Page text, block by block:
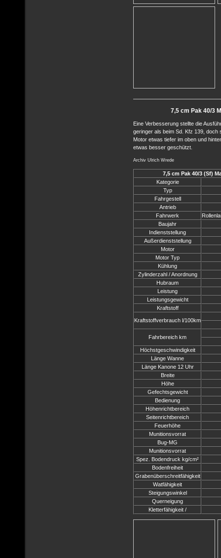
7,5 cm Pak 40/3
Eine Verbesserung stellte die
geringer als beim Sd. Kfz 139,
Motor etwas tiefer im oben und
etwas besser geschützt.
Archiv Ulrich Wrede
7,5 cm Pak 40/3 (Sf)
Kategorie
Typ
Fahrgestell
Antrieb
Fahrwerk
Baujahr
Indienststellung
Außerdienststellung
Motor
Motor Typ
Kühlung
Zylinderzahl / Anordnung
Hubraum
Leistung
Leistungsgewicht
Kraftstoff
Kraftstoffverbrauch l/100km
Fahrbereich km
Höchstgeschwindigkeit
Länge Wanne
Länge Kanone 12 Uhr
Breite
Höhe
Gefechtsgewicht
Bedienung
Höhenrichtbereich
Seitenrichtbereich
Feuerhöhe
Munitionsvorrat
Bug-MG
Munitionsvorrat
Spez. Bodendruck kg/cm²
Bodenfreiheit
Grabenüberschreitfähigkeit
Watfähigkeit
Steigungswinkel
Querneigung
Kletterfähigkeit /